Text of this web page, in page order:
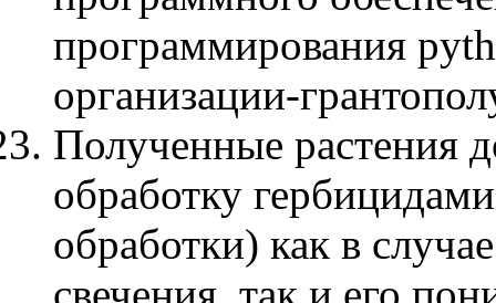
программирования
организации-
Полученные растения
обработку
обработки) как в
свечения, так и его